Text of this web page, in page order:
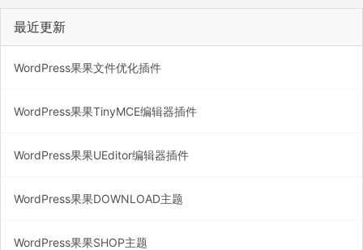
最近更新
WordPress果果文件优化插件
WordPress果果TinyMCE编辑器插件
WordPress果果UEditor编辑器插件
WordPress果果DOWNLOAD主题
WordPress果果SHOP主题